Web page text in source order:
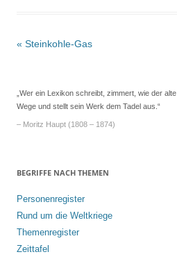
Beitrags-
« Steinkohle-Gas
„Wer ein Lexikon schreibt, zimmert, wie der
Wege und stellt sein Werk dem Tadel aus.“
– Moritz Haupt (1808 – 1874)
BEGRIFFE NACH THEMEN
Personenregister
Rund um die Weltkriege
Themenregister
Zeittafel